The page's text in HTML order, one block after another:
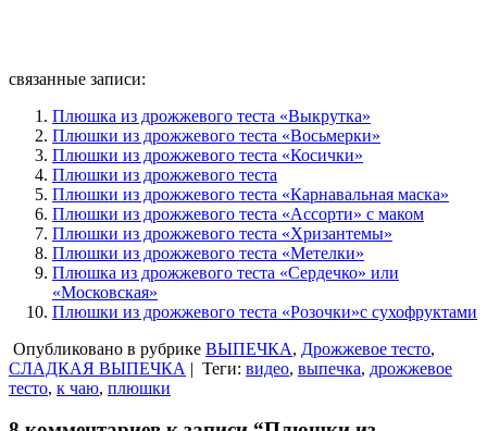
связанные записи:
Плюшка из дрожжевого теста «Выкрутка»
Плюшки из дрожжевого теста «Восьмерки»
Плюшки из дрожжевого теста «Косички»
Плюшки из дрожжевого теста
Плюшки из дрожжевого теста «Карнавальная маска»
Плюшки из дрожжевого теста «Ассорти» с маком
Плюшки из дрожжевого теста «Хризантемы»
Плюшки из дрожжевого теста «Метелки»
Плюшка из дрожжевого теста «Сердечко» или
«Московская»
Плюшки из дрожжевого теста «Розочки»с сухофруктами
Опубликовано в рубрике ВЫПЕЧКА, Дрожжевое тесто,
СЛАДКАЯ ВЫПЕЧКА | Теги: видео, выпечка, дрожжевое
тесто, к чаю, плюшки